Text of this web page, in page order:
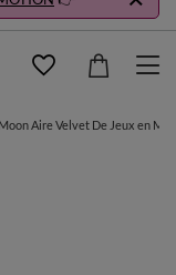
Aire Velvet De Jeux en